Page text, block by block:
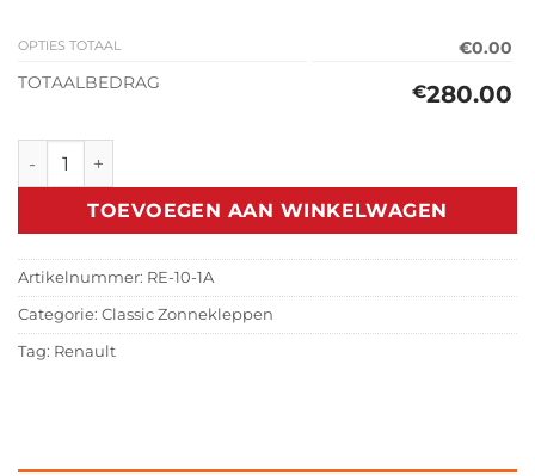
OPTIES TOTAAL
€0.00
TOTAALBEDRAG
€280.00
Classic Zonneklep Renault 4 (1961-1994) aantal
TOEVOEGEN AAN WINKELWAGEN
Artikelnummer: RE-10-1A
Categorie: Classic Zonnekleppen
Tag: Renault